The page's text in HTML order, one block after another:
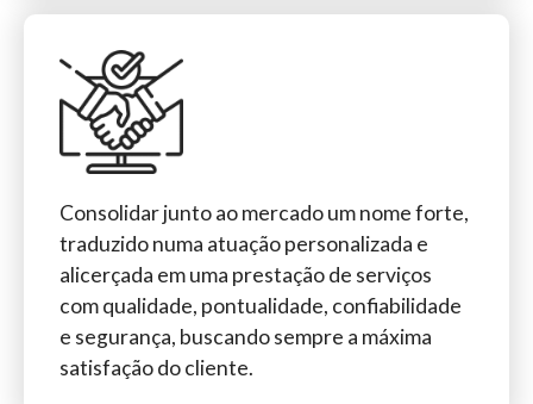
Consolidar junto ao mercado um nome forte,
traduzido numa atuação personalizada e
alicerçada em uma prestação de serviços
com qualidade, pontualidade, confiabilidade
e segurança, buscando sempre a máxima
satisfação do cliente.